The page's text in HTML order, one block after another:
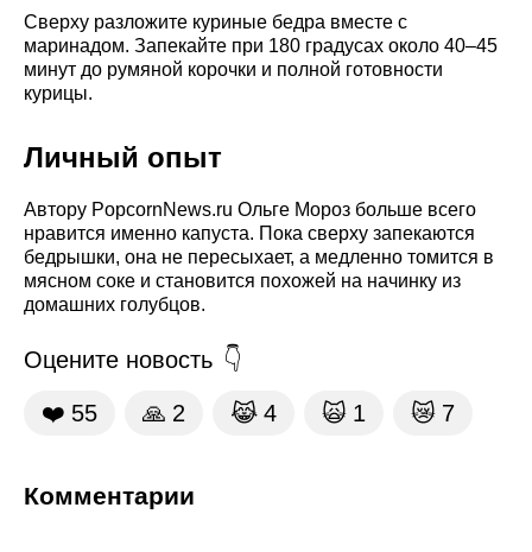
Сверху разложите куриные бедра вместе с
маринадом. Запекайте при 180 градусах около 40–45
минут до румяной корочки и полной готовности
курицы.
Личный опыт
Автору PopcornNews.ru Ольге Мороз больше всего
нравится именно капуста. Пока сверху запекаются
бедрышки, она не пересыхает, а медленно томится в
мясном соке и становится похожей на начинку из
домашних голубцов.
Оцените новость
❤️ 55 🙏 2 😹 4 🙀 1 😿 7
Комментарии